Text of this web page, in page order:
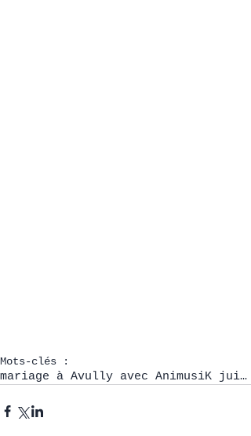
Mots-clés :
mariage à Avully avec AnimusiK juin 2022